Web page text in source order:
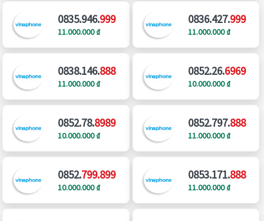
0835.946.999
11.000.000 ₫
0836.427.999
11.000.000 ₫
0838.146.888
11.000.000 ₫
0852.26.6969
10.000.000 ₫
0852.78.8989
10.000.000 ₫
0852.797.888
11.000.000 ₫
0852.799.899
10.000.000 ₫
0853.171.888
11.000.000 ₫